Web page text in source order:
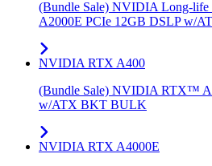
(Bundle Sale) NVIDIA Long-
A2000E PCIe 12GB DSLP w/
NVIDIA RTX A400
(Bundle Sale) NVIDIA RTX™
w/ATX BKT BULK
NVIDIA RTX A4000E